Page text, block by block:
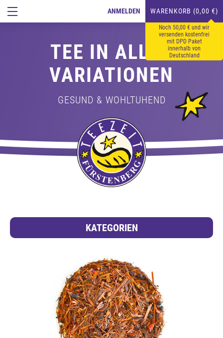
ANMELDEN WARENKORB (0,00 €)
Noch 50,00 € und wir
versenden kostenfrei
mit DPD Paket
innerhalb von
Deutschland
TEE IN ALLEN
VARIATIONEN
GESUND & WOHLTUHEND
KATEGORIEN